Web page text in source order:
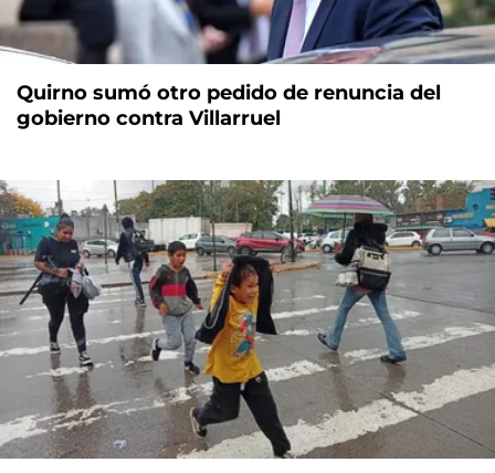
Quirno sumó otro pedido de renuncia del
gobierno contra Villarruel